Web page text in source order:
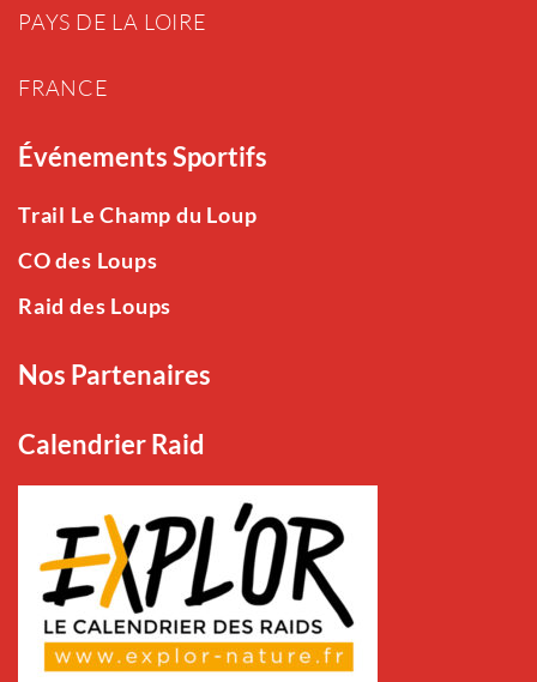
PAYS DE LA LOIRE
FRANCE
Événements Sportifs
Trail Le Champ du Loup
CO des Loups
Raid des Loups
Nos Partenaires
Calendrier Raid